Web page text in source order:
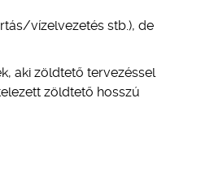
vízelvezetés stb.), de
aki zöldtető tervezéssel
zöldtető hosszú